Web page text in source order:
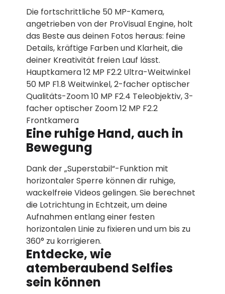
Die fortschrittliche 50 MP-Kamera,
angetrieben von der ProVisual Engine, holt
das Beste aus deinen Fotos heraus: feine
Details, kräftige Farben und Klarheit, die
deiner Kreativität freien Lauf lässt.
Hauptkamera 12 MP F2.2 Ultra-Weitwinkel
50 MP F1.8 Weitwinkel, 2-facher optischer
Qualitäts-Zoom 10 MP F2.4 Teleobjektiv, 3-
facher optischer Zoom 12 MP F2.2
Frontkamera
Eine ruhige Hand, auch in
Bewegung
Dank der „Superstabil“-Funktion mit
horizontaler Sperre können dir ruhige,
wackelfreie Videos gelingen. Sie berechnet
die Lotrichtung in Echtzeit, um deine
Aufnahmen entlang einer festen
horizontalen Linie zu fixieren und um bis zu
360° zu korrigieren.
Entdecke, wie
atemberaubend Selfies
sein können